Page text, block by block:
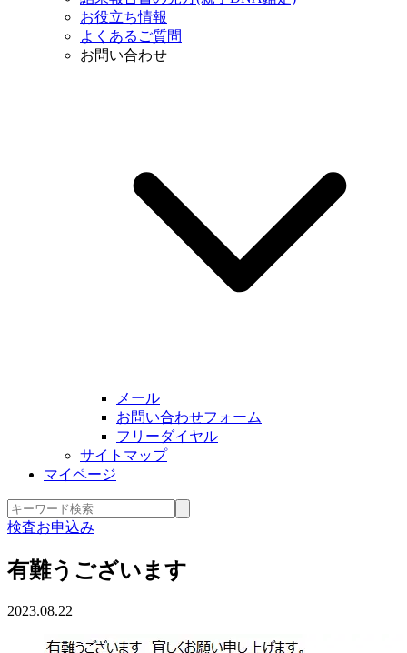
お役立ち情報
よくあるご質問
お問い合わせ
メール
お問い合わせフォーム
フリーダイヤル
サイトマップ
マイページ
検査お申込み
有難うございます
2023.08.22